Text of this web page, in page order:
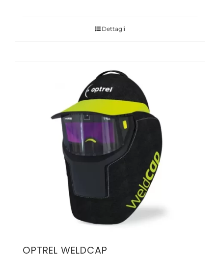
Dettagli
OPTREL WELDCAP